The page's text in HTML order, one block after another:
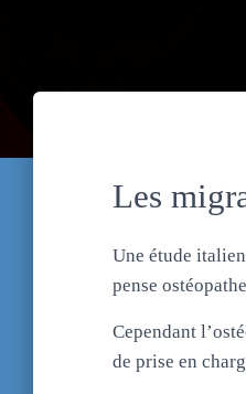
Les
Une étude
pense
Cependant
de prise en